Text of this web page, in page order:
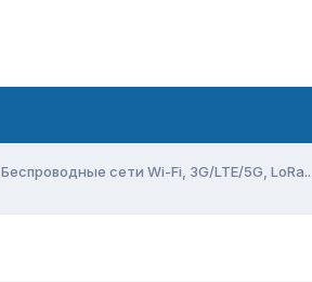
Беспроводные сети Wi-Fi, 3G/LTE/5G, LoRa...